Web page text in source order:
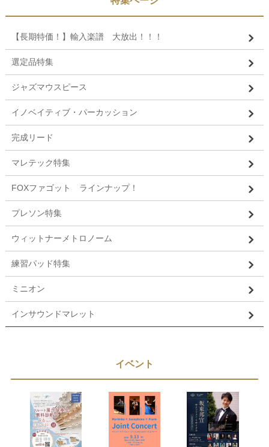
【長期特価！】輸入楽譜 大放出！！！
選定品特集
ジャズマウスピース
イノベイティブ・パーカッション
完成リード
マレテック特集
FOXファゴット ラインナップ！
プレソン特集
ウィットナーメトロノーム
練習パッド特集
ミニオン
インサウンドマレット
イベント